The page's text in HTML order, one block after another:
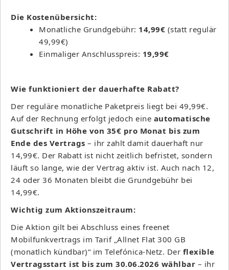
Die Kostenübersicht:
Monatliche Grundgebühr: 14,99€ (statt regulär
49,99€)
Einmaliger Anschlusspreis: 19,99€
Wie funktioniert der dauerhafte Rabatt?
Der reguläre monatliche Paketpreis liegt bei 49,99€.
Auf der Rechnung erfolgt jedoch eine automatische
Gutschrift in Höhe von 35€ pro Monat bis zum
Ende des Vertrags – ihr zahlt damit dauerhaft nur
14,99€. Der Rabatt ist nicht zeitlich befristet, sondern
läuft so lange, wie der Vertrag aktiv ist. Auch nach 12,
24 oder 36 Monaten bleibt die Grundgebühr bei
14,99€.
Wichtig zum Aktionszeitraum:
Die Aktion gilt bei Abschluss eines freenet
Mobilfunkvertrags im Tarif „Allnet Flat 300 GB
(monatlich kündbar)“ im Telefónica-Netz. Der flexible
Vertragsstart ist bis zum 30.06.2026 wählbar – ihr